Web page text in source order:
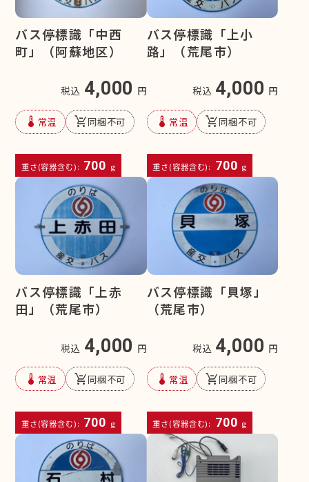
バス停標識「中西
町」（阿蘇地区）
税込 4,000 円
device_thermostat 常温 remove_shopping_cart同梱不可
重さ(容器含む): 700 g
バス停標識「上小
路」（荒尾市）
税込 4,000 円
device_thermostat 常温 remove_shopping_cart同梱不可
重さ(容器含む): 700 g
バス停標識「上赤
田」（荒尾市）
税込 4,000 円
device_thermostat 常温 remove_shopping_cart同梱不可
重さ(容器含む): 700 g
バス停標識「貝塚」
（荒尾市）
税込 4,000 円
device_thermostat 常温 remove_shopping_cart同梱不可
重さ(容器含む): 700 g